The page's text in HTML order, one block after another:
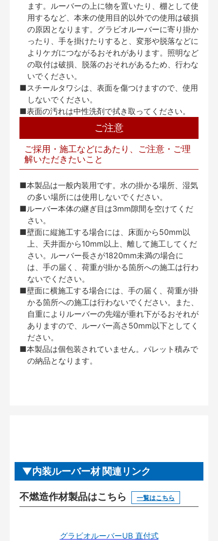
ます。ルーバーの上に物を置いたり、棚として使
用するなど、本来の使用目的以外での使用は破損
の原因となります。グラビオルーバーに寄り掛か
ったり、手を掛けたりすると、変形や脱落などに
よりケガにつながるおそれがあります。照明など
の取付は破損、脱落のおそれがあるため、行わな
いでください。
■スチールタワシは、表面を傷つけますので、使用
しないでください。
■表面の汚れは中性洗剤で拭き取ってください。
ご注意
ご採用・施工などにあたり、ご注意・ご理
解いただきたいこと
■本製品は一般内装用です。水の掛かる場所、湿気
の多い場所には使用しないでください。
■ルーバー本体の継ぎ目は3mm隙間を空けてくだ
さい。
■壁面に縦施工する場合には、床面から50mm以
上、天井面から10mm以上、離して施工してくだ
さい。ルーバー長さが1820mm未満の場合に
は、手の届く、荷重が掛かる箇所への施工は行わ
ないでください。
■壁面に横施工する場合には、手の届く、荷重が掛
かる箇所への施工は行わないでください。また、
自重によりルーバーの先端が垂れ下がるおそれが
ありますので、ルーバー高さ50mm以下としてく
ださい。
■本製品は個包装されていません。パレット積みで
の納品となります。
内装ルーバー材 関連リンク
不燃造作材製品はこちら 一覧はこちら
グラビオルーバーUB 直付式